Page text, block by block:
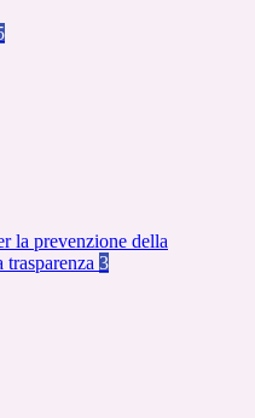
la prevenzione della
3